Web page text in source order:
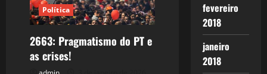
Política
2663: Pragmatismo do PT e
as crises!
fevereiro
2018
janeiro
2018